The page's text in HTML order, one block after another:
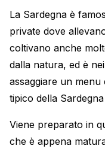
La Sardegna è
private dove
coltivano anche
dalla natura, ed è
assaggiare un
tipico della
Viene preparato in
che è appena